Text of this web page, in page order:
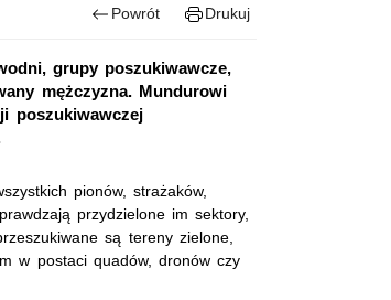
Powrót Drukuj
grupy poszukiwawcze,
mężczyzna. Mundurowi
poszukiwawczej
pionów, strażaków,
przydzielone im sektory,
są tereny zielone,
w postaci quadów, dronów czy